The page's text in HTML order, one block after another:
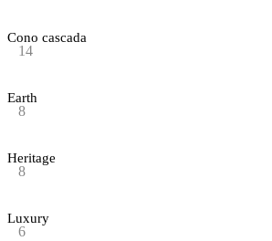
Cono cascada
14
Earth
8
Heritage
8
Luxury
6